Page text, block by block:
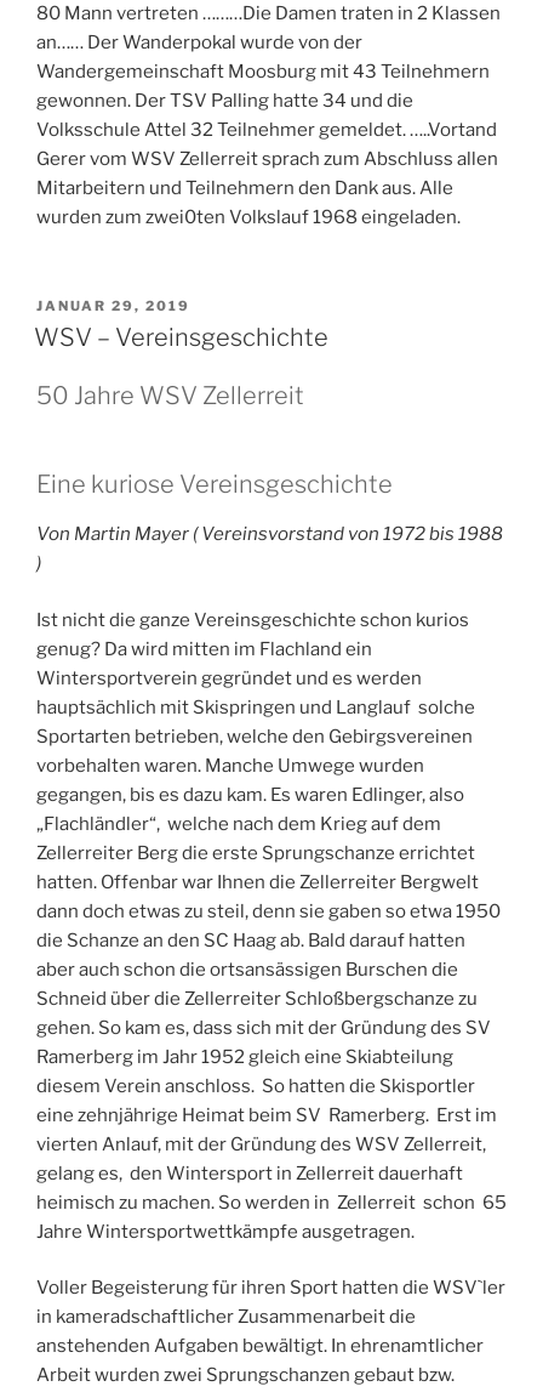
80 Mann vertreten ………Die Damen traten in 2 Klassen
an…… Der Wanderpokal wurde von der
Wandergemeinschaft Moosburg mit 43 Teilnehmern
gewonnen. Der TSV Palling hatte 34 und die
Volksschule Attel 32 Teilnehmer gemeldet. …..Vortand
Gerer vom WSV Zellerreit sprach zum Abschluss allen
Mitarbeitern und Teilnehmern den Dank aus. Alle
wurden zum zwei0ten Volkslauf 1968 eingeladen.
VERÖFFENTLICHT
AM
JANUAR 29, 2019
WSV – Vereinsgeschichte
50 Jahre WSV Zellerreit
Eine kuriose Vereinsgeschichte
Von Martin Mayer ( Vereinsvorstand von 1972 bis 1988
)
Ist nicht die ganze Vereinsgeschichte schon kurios
genug? Da wird mitten im Flachland ein
Wintersportverein gegründet und es werden
hauptsächlich mit Skispringen und Langlauf solche
Sportarten betrieben, welche den Gebirgsvereinen
vorbehalten waren. Manche Umwege wurden
gegangen, bis es dazu kam. Es waren Edlinger, also
„Flachländler“, welche nach dem Krieg auf dem
Zellerreiter Berg die erste Sprungschanze errichtet
hatten. Offenbar war Ihnen die Zellerreiter Bergwelt
dann doch etwas zu steil, denn sie gaben so etwa 1950
die Schanze an den SC Haag ab. Bald darauf hatten
aber auch schon die ortsansässigen Burschen die
Schneid über die Zellerreiter Schloßbergschanze zu
gehen. So kam es, dass sich mit der Gründung des SV
Ramerberg im Jahr 1952 gleich eine Skiabteilung
diesem Verein anschloss. So hatten die Skisportler
eine zehnjährige Heimat beim SV Ramerberg. Erst im
vierten Anlauf, mit der Gründung des WSV Zellerreit,
gelang es, den Wintersport in Zellerreit dauerhaft
heimisch zu machen. So werden in Zellerreit schon 65
Jahre Wintersportwettkämpfe ausgetragen.
Voller Begeisterung für ihren Sport hatten die WSV`ler
in kameradschaftlicher Zusammenarbeit die
anstehenden Aufgaben bewältigt. In ehrenamtlicher
Arbeit wurden zwei Sprungschanzen gebaut bzw.